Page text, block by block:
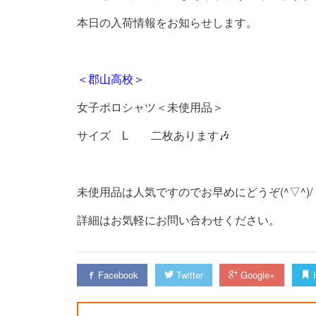
本日の入荷情報をお知らせします。
＜郡山高校＞
女子ポロシャツ＜未使用品＞
サイズ L 二枚あります🎶
未使用品は人気ですのでお早めにどうぞ(^▽^)/
詳細はお気軽にお問い合わせください。
Facebook Twitter Google+